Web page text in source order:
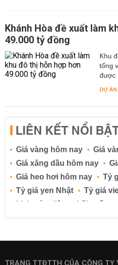
Khánh Hòa đề xuất làm
49.000 tỷ đồng
Khu
tổng
được
DỰ ÁN
LIÊN KẾT NỔI
Giá vàng hôm nay
Giá
Giá xăng dầu hôm nay
Giá heo hơi hôm nay
Tỷ
Tỷ giá yen Nhật
Tỷ giá
Lịch cúp điện
Lãi suất
Lãi suất tiết kiệm
Lãi
Lãi suất ngân hàng BIDV
TRANG TTĐTTH CỦA CÔNG TY